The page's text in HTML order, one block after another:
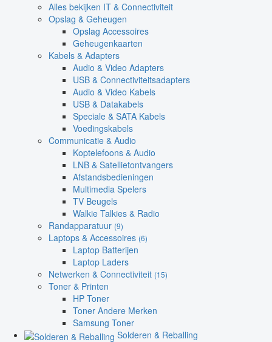
Alles bekijken IT & Connectiviteit
Opslag & Geheugen
Opslag Accessoires
Geheugenkaarten
Kabels & Adapters
Audio & Video Adapters
USB & Connectiviteitsadapters
Audio & Video Kabels
USB & Datakabels
Speciale & SATA Kabels
Voedingskabels
Communicatie & Audio
Koptelefoons & Audio
LNB & Satellietontvangers
Afstandsbedieningen
Multimedia Spelers
TV Beugels
Walkie Talkies & Radio
Randapparatuur (9)
Laptops & Accessoires (6)
Laptop Batterijen
Laptop Laders
Netwerken & Connectiviteit (15)
Toner & Printen
HP Toner
Toner Andere Merken
Samsung Toner
Solderen & Reballing